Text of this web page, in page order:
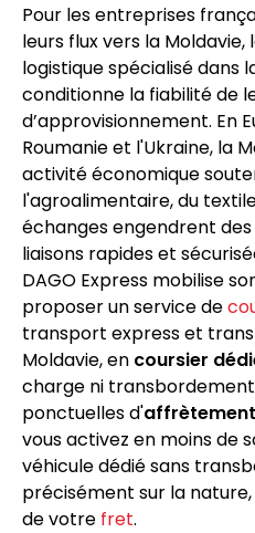
Pour les entreprises
leurs flux vers la
logistique spécialisé dans
conditionne la fiabilité de
d’approvisionnement. En
Roumanie et l'Ukraine, la
activité économique
l'agroalimentaire, du
échanges engendrent
liaisons rapides et
DAGO Express mobilise
proposer un service de
transport express et
Moldavie, en coursier
charge ni
ponctuelles d'
vous activez en moins de
véhicule dédié sans
précisément sur la
de votre fret.